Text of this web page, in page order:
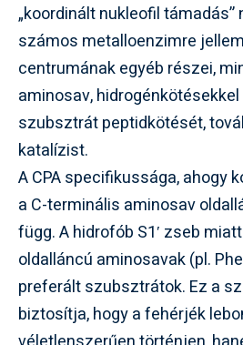
„koordinált nukleofil támadás”
számos metalloenzimre
centrumának egyéb részei,
aminosav,
szubsztrát peptidkötését,
katalízist.
A CPA specifikussága, ahogy
a C-terminális aminosav
függ. A hidrofób S1′ zseb
oldalláncú aminosavak (pl.
preferált szubsztrátok. Ez a
biztosítja, hogy a fehérjék